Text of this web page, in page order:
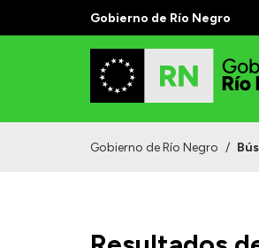
Gobierno de Río Negro
Gobierno de Río Negro /